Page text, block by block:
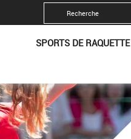
SPORTS DE RAQUETTE